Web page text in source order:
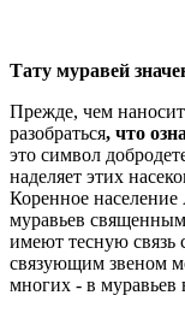
Тату муравей
Прежде, чем
разобраться, что
это символ
наделяет этих
Коренное
муравьев
имеют тесную связь
связующим звеном
многих - в